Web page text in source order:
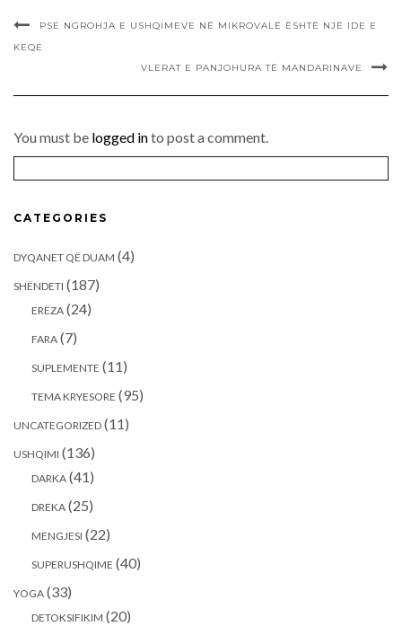
PSE NGROHJA E USHQIMEVE NË MIKROVALË ËSHTË NJË IDE E
KEQE
VLERAT E PANJOHURA TË MANDARINAVE
You must be logged into post a comment.
CATEGORIES
DYQANET QË DUAM (4)
SHËNDETI (187)
ERËZA (24)
FARA (7)
SUPLEMENTE (11)
TEMA KRYESORE (95)
UNCATEGORIZED (11)
USHQIMI (136)
DARKA (41)
DREKA (25)
MENGJESI (22)
SUPERUSHQIME (40)
YOGA (33)
DETOKSIFIKIM (20)